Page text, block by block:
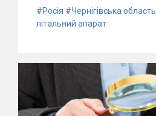
#Росія #Чернігівська область
літальний апарат